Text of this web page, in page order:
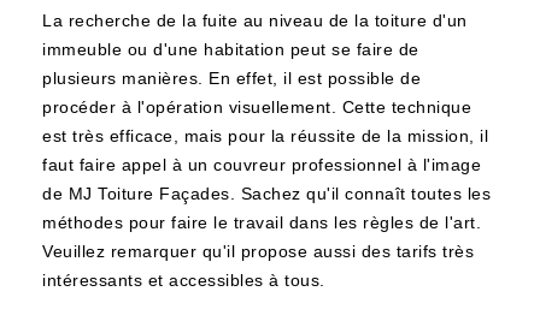
La recherche de la fuite au niveau de la toiture d'un
immeuble ou d'une habitation peut se faire de
plusieurs manières. En effet, il est possible de
procéder à l'opération visuellement. Cette technique
est très efficace, mais pour la réussite de la mission, il
faut faire appel à un couvreur professionnel à l'image
de MJ Toiture Façades. Sachez qu'il connaît toutes les
méthodes pour faire le travail dans les règles de l'art.
Veuillez remarquer qu'il propose aussi des tarifs très
intéressants et accessibles à tous.